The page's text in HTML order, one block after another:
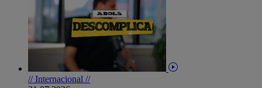
// Internacional //